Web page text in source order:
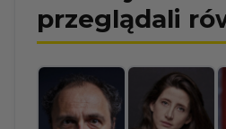
przeglądali